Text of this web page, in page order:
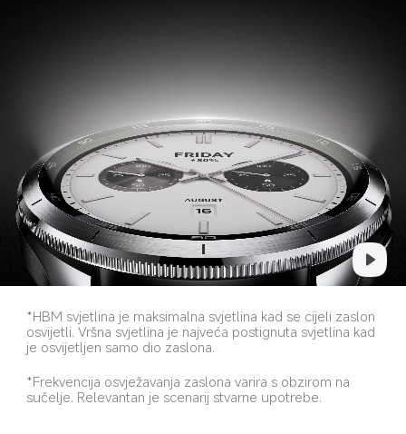
*HBM svjetlina je maksimalna svjetlina kad se cijeli zaslon
osvijetli. Vršna svjetlina je najveća postignuta svjetlina kad
je osvijetljen samo dio zaslona.
*Frekvencija osvježavanja zaslona varira s obzirom na
sučelje. Relevantan je scenarij stvarne upotrebe.